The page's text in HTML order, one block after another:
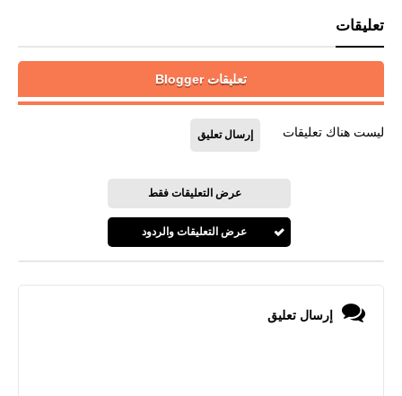
تعليقات
تعليقات Blogger
ليست هناك تعليقات إرسال تعليق
عرض التعليقات فقط
عرض التعليقات والردود
إرسال تعليق